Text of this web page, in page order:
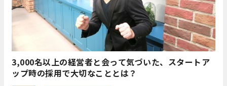
3,000名以上の経営者と会って気づいた、スタートア
ップ時の採用で大切なこととは？